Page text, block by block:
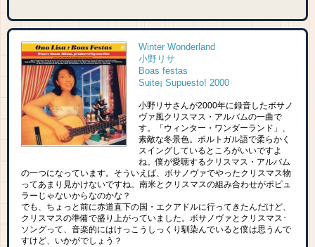
Winter Wonderland
小野リサ
Boas festas
Suite¡ Supuesto! 2000
小野リサさんが2000年に録音したボサノ
ヴァ風クリスマス・アルバムの一曲で
す。「ウィンター・ワンダーランド」、
素敵な冬景色。ポルトガル語で柔らかく
スイングしているところがいいですよ
ね。僕が愛聴するクリスマス・アルバム
の一つになっています。そういえば、ボサノヴァでやったクリスマス物
ってあまり見かけないですね。南米とクリスマスの組み合わせがポピュ
ラーじゃないからなのかな？
でも、ちょっと前に赤道直下の国・エクアドルに行ってきたんだけど、
クリスマスの準備で盛り上がっていました。ボサノヴァとクリスマス･
ソングって、音楽的にはけっこうしっくり馴染んでいると僕は思うんで
すけど、いかがでしょう？